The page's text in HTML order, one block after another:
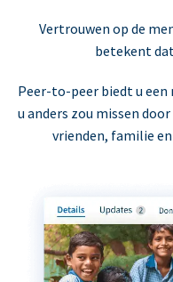
Vertrouwen op de
betekent
Peer-to-peer biedt u een
u anders zou missen
vrienden, familie